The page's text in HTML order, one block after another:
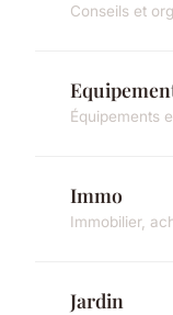
Conseils et
Équipements
Immo
Immobilier,
Jardin